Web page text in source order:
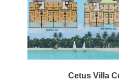
Cetus Villa